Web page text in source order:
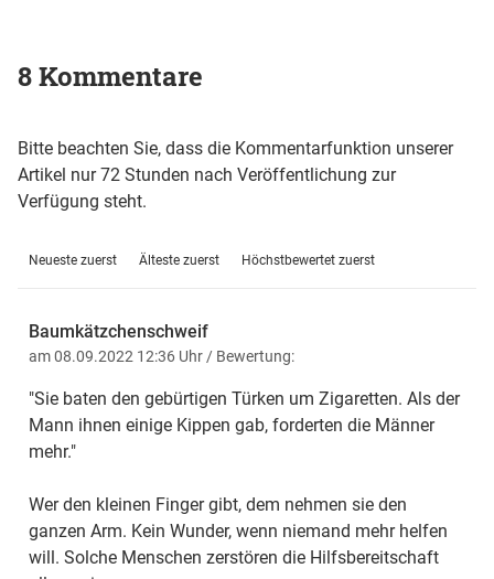
8 Kommentare
Bitte beachten Sie, dass die Kommentarfunktion unserer
Artikel nur 72 Stunden nach Veröffentlichung zur
Verfügung steht.
Neueste zuerst Älteste zuerst Höchstbewertet zuerst
Baumkätzchenschweif
am 08.09.2022 12:36 Uhr / Bewertung:
"Sie baten den gebürtigen Türken um Zigaretten. Als der
Mann ihnen einige Kippen gab, forderten die Männer
mehr."
Wer den kleinen Finger gibt, dem nehmen sie den
ganzen Arm. Kein Wunder, wenn niemand mehr helfen
will. Solche Menschen zerstören die Hilfsbereitschaft